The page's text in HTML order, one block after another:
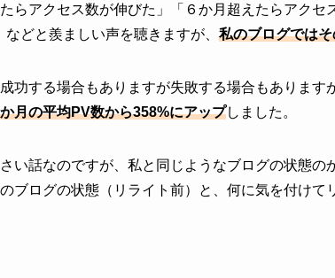
らアクセス数が伸びた」「６か月超えたらアクセ
どと羨ましい声を聴きますが、 私のブログでは
功する場合もありますが失敗する場合もあります
月の平均PV数から358%にアップしました。
い話なのですが、私と同じようなブログの状態の
ブログの状態（リライト前）と、何に気を付けて